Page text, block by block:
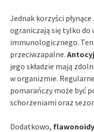
Jednak korzyści
ograniczają się tylko do
immunologicznego. Ten
przeciwzapalne.
jego składzie mają
w organizmie.
pomarańczy może być
schorzeniami oraz
Dodatkowo, flawonoidy